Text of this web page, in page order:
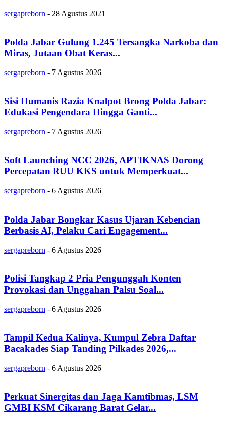
sergapreborn - 28 Agustus 2021
Polda Jabar Gulung 1.245 Tersangka Narkoba dan
Miras, Jutaan Obat Keras...
sergapreborn - 7 Agustus 2026
Sisi Humanis Razia Knalpot Brong Polda Jabar:
Edukasi Pengendara Hingga Ganti...
sergapreborn - 7 Agustus 2026
Soft Launching NCC 2026, APTIKNAS Dorong
Percepatan RUU KKS untuk Memperkuat...
sergapreborn - 6 Agustus 2026
Polda Jabar Bongkar Kasus Ujaran Kebencian
Berbasis AI, Pelaku Cari Engagement...
sergapreborn - 6 Agustus 2026
Polisi Tangkap 2 Pria Pengunggah Konten
Provokasi dan Unggahan Palsu Soal...
sergapreborn - 6 Agustus 2026
Tampil Kedua Kalinya, Kumpul Zebra Daftar
Bacakades Siap Tanding Pilkades 2026,...
sergapreborn - 6 Agustus 2026
Perkuat Sinergitas dan Jaga Kamtibmas, LSM
GMBI KSM Cikarang Barat Gelar...